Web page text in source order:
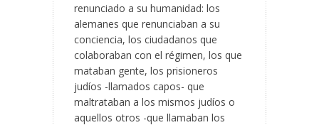
renunciado a su humanidad: los
alemanes que renunciaban a su
conciencia, los ciudadanos que
colaboraban con el régimen, los que
mataban gente, los prisioneros
judíos -llamados capos- que
maltrataban a los mismos judíos o
aquellos otros -que llamaban los